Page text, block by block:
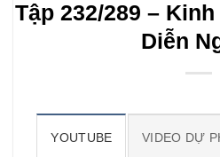
Tập 232/289 –
Diễn
YOUTUBE VIDEO DỰ